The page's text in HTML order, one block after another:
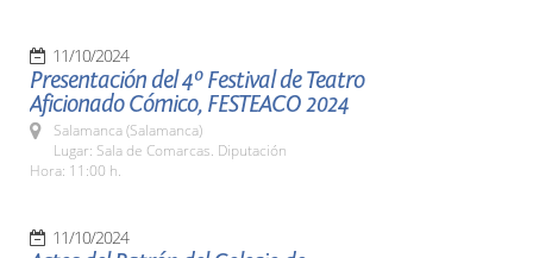
11/10/2024
Presentación del 4º Festival de Teatro
Aficionado Cómico, FESTEACO 2024
Salamanca (Salamanca)
Lugar: Sala de Comarcas. Diputación
Hora: 11:00 h.
11/10/2024